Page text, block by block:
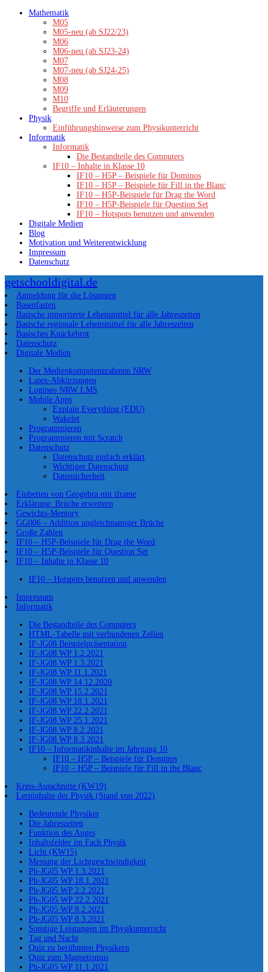
Zum
Mathematik
M05
M05-neu (ab SJ22/23)
M06
M06-neu (ab SJ23-24)
M07
M07-neu (ab SJ24-25)
M08
M09
M10
Begriffe und Erläuterungen
Physik
Einführungshinweise zum Physikunterricht
Informatik
Informatik
Die Bestandteile des Computers
IF10 – Inhalte in Klasse 10
IF10 – H5P – Beispiele für Dominos
IF10 – H5P – Beispiele für Fill in the Blanc
IF10 – H5P-Beispiele für Drag the Word
IF10 – H5P-Beispiele für Question Set
IF10 – Hotspots benutzen und anwenden
Digitale Medien
Blog
Motivation und Weiterentwicklung
Impressum
Datenschutz
getschooldigital.de
Anmeldung für die Lösungen
Basenfasten
Basische importierte Lebensmittel für alle Jahreszeiten
Basische regionale Lebensmittel für alle Jahreszeiten
Basisches Knäckebrot
Datenschutz
Digitale Medien
Der Medienkompetenzrahmen NRW
Latex-Abkürzungen
Logineo NRW LMS
Mobile Apps
Explain Everything (EDU)
Wakelet
Programmieren
Programmieren mit Scratch
Datenschutz
Datenschutz einfach erklärt
Wichtiger Datenschutz
Datensicherheit
Einbetten von Geogebra mit iframe
Erklärung: Brüche erweitern
Gewichts-Memory
GG006 – Addition ungleichnamiger Brüche
Große Zahlen
IF10 – H5P-Beispiele für Drag the Word
IF10 – H5P-Beispiele für Question Set
IF10 – Inhalte in Klasse 10
IF10 – Hotspots benutzen und anwenden
Impressum
Informatik
Die Bestandteile des Computers
HTML-Tabelle mit verbundenen Zellen
IF-JG08 Beispielpräsentation
IF-JG08 WP 1.2.2021
IF-JG08 WP 1.3.2021
IF-JG08 WP 11.1.2021
IF-JG08 WP 14.12.2020
IF-JG08 WP 15.2.2021
IF-JG08 WP 18.1.2021
IF-JG08 WP 22.2.2021
IF-JG08 WP 25.1.2021
IF-JG08 WP 8.2.2021
IF-JG08 WP 8.3.2021
IF10 – Informatikinhalte im Jahrgang 10
IF10 – H5P – Beispiele für Dominos
IF10 – H5P – Beispiele für Fill in the Blanc
Kreis-Ausschnitte (KW19)
Lerninhalte der Physik (Stand von 2022)
Bedeutende Physiker
Die Jahreszeiten
Funktion des Auges
Inhaltsfelder im Fach Physik
Licht (KW15)
Messung der Lichtgeschwindigkeit
Ph-JG05 WP 1.3.2021
Ph-JG05 WP 18.1.2021
Ph-JG05 WP 2.2.2021
Ph-JG05 WP 22.2.2021
Ph-JG05 WP 8.2.2021
Ph-JG05 WP 8.3.2021
Sonstige Leistungen im Physikunterricht
Tag und Nacht
Quiz zu berühmten Physikern
Quiz zum Magnetismus
Ph-JG05 WP 11.1.2021